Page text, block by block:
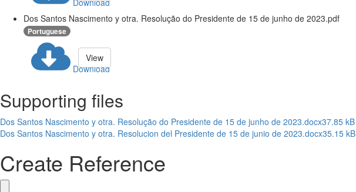
Download
Dos Santos Nascimento y otra. Resolução do Presidente de 15 de junho de 2023.pdf
Portuguese
Download
View
Supporting files
Dos Santos Nascimento y otra. Resolução do Presidente de 15 de junho de 2023.docx37.85 kB
Dos Santos Nascimento y otra. Resolucion del Presidente de 15 de junio de 2023.docx35.15 kB
Create Reference